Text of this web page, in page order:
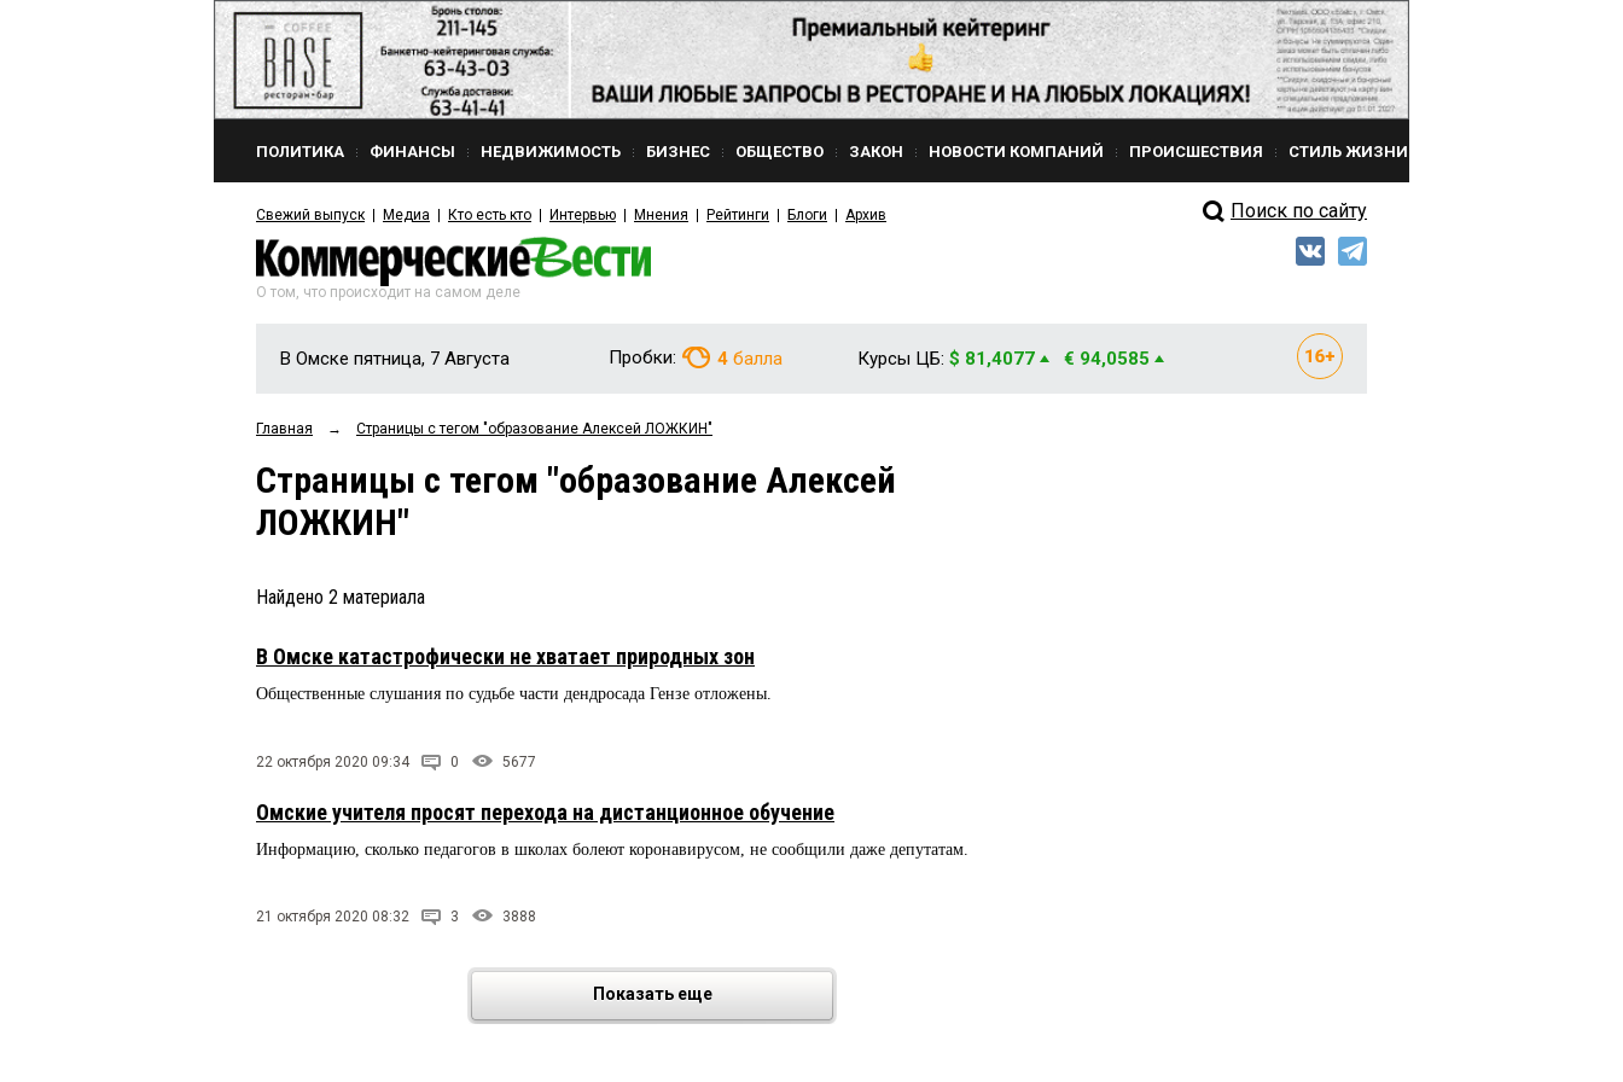
ПОЛИТИКА ФИНАНСЫ НЕДВИЖИМОСТЬ БИЗНЕС ОБЩЕСТВО ЗАКОН НОВОСТИ КОМПАНИЙ ПРОИСШЕСТВИЯ СТИЛЬ ЖИЗНИ
Свежий выпуск Медиа Кто есть кто Интервью Мнения Рейтинги Блоги Архив Поиск по сайту
О том, что происходит на самом деле
В Омске пятница, 7 Августа Пробки: 4 балла Курсы ЦБ: $ 81,4077 € 94,0585
Главная → Страницы c тегом "образование Алексей ЛОЖКИН"
Страницы c тегом "образование Алексей
ЛОЖКИН"
Найдено 2 материала
В Омске катастрофически не хватает природных зон
Общественные слушания по судьбе части дендросада Гензе отложены.
22 октября 2020 09:34 0 5677
Омские учителя просят перехода на дистанционное обучение
Информацию, сколько педагогов в школах болеют коронавирусом, не сообщили даже депутатам.
21 октября 2020 08:32 3 3888
Показать еще